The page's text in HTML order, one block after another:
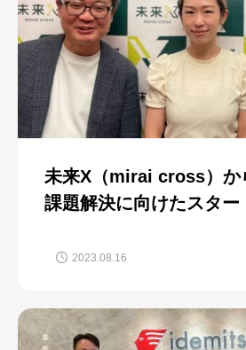
未来X（mirai cross）か
課題解決に向けたスター
2023.08.16